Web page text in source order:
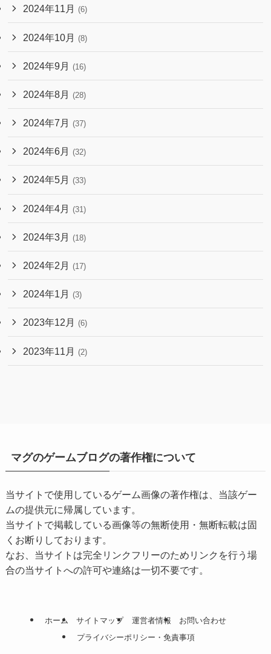
2024年11月 (6)
2024年10月 (8)
2024年9月 (16)
2024年8月 (28)
2024年7月 (37)
2024年6月 (32)
2024年5月 (33)
2024年4月 (31)
2024年3月 (18)
2024年2月 (17)
2024年1月 (3)
2023年12月 (6)
2023年11月 (2)
マグのゲームブログの著作権について
当サイトで使用しているゲーム画像の著作権は、当該ゲー
ムの提供元に帰属しています。
当サイトで掲載している画像等の無断使用・無断転載は固
くお断りしております。
なお、当サイトは完全リンクフリーのためリンクを行う場
合の当サイトへの許可や連絡は一切不要です。
ホーム サイトマップ 運営者情報
お問い合わせ
プライバシーポリシー・免責事項